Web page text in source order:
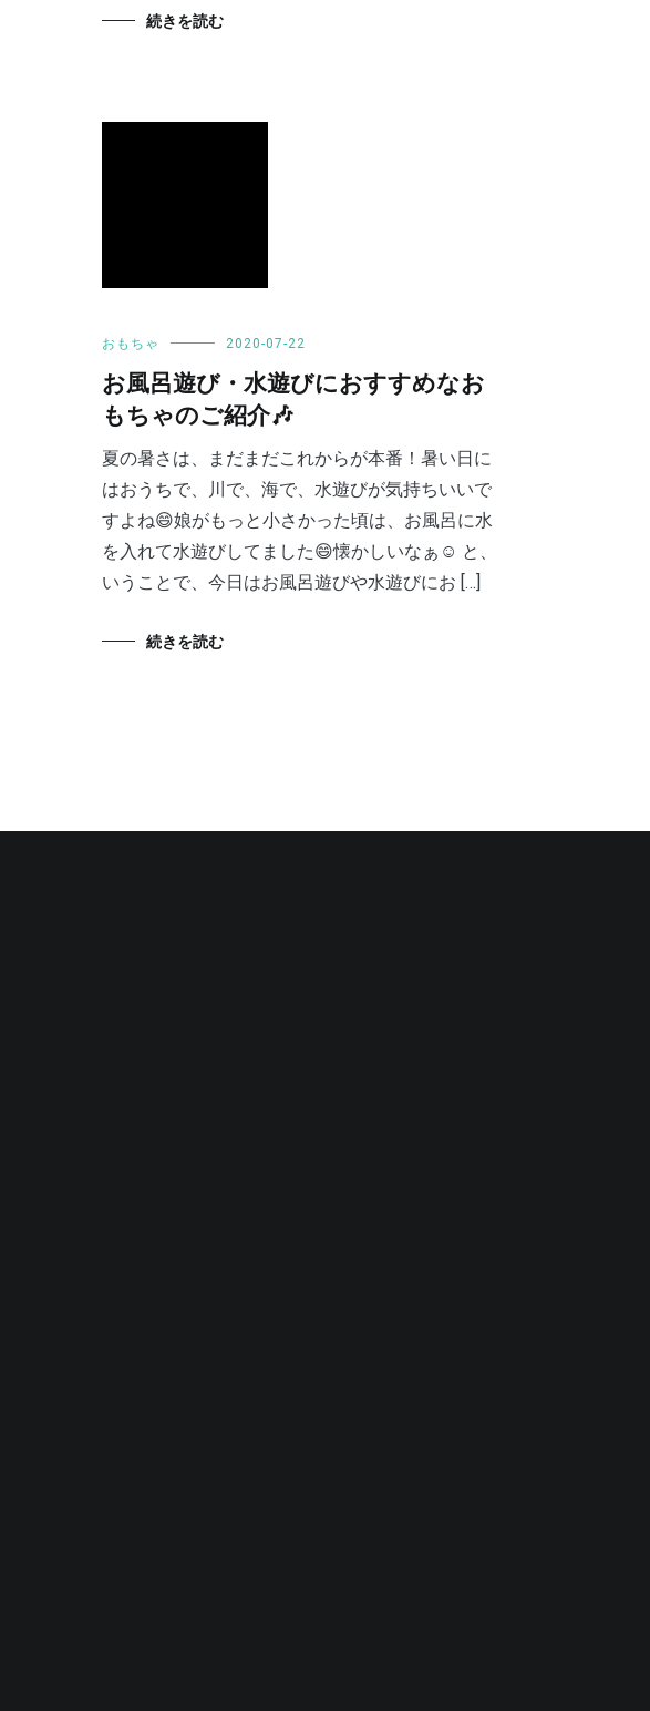
続きを読む
おもちゃ 2020-07-22
お風呂遊び・水遊びにおすすめなお
もちゃのご紹介🎶
夏の暑さは、まだまだこれからが本番！暑い日に
はおうちで、川で、海で、水遊びが気持ちいいで
すよね😄娘がもっと小さかった頃は、お風呂に水
を入れて水遊びしてました😄懐かしいなぁ☺️ と、
いうことで、今日はお風呂遊びや水遊びにお […]
続きを読む